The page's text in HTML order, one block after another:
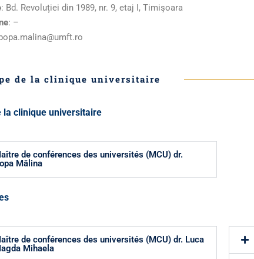
: Bd. Revoluției din 1989, nr. 9, etaj I, Timişoara
: –
de la clinique universitaire
la clinique universitaire
de conférences des universités (MCU) dr.
Mălina
de conférences des universités (MCU) dr. Luca
Mihaela